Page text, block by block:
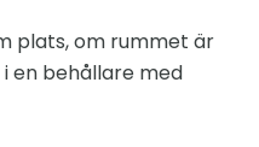
plats, om rummet är
en behållare med